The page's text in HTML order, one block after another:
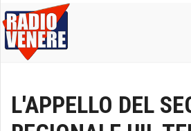
L'APPELLO DEL